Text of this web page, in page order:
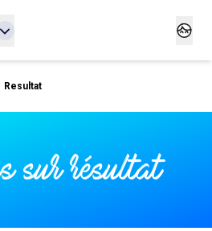
Resultat
sur résultat